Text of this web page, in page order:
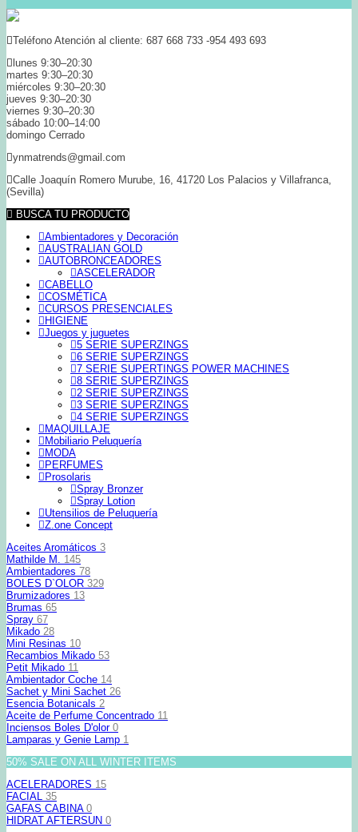
Teléfono Atención al cliente: 687 668 733 -954 493 693
lunes 9:30–20:30
martes 9:30–20:30
miércoles 9:30–20:30
jueves 9:30–20:30
viernes 9:30–20:30
sábado 10:00–14:00
domingo Cerrado
ynmatrends@gmail.com
Calle Joaquín Romero Murube, 16, 41720 Los Palacios y Villafranca,
(Sevilla)
BUSCA TU PRODUCTO
Ambientadores y Decoración
AUSTRALIAN GOLD
AUTOBRONCEADORES
ASCELERADOR
CABELLO
COSMÉTICA
CURSOS PRESENCIALES
HIGIENE
Juegos y juguetes
5 SERIE SUPERZINGS
6 SERIE SUPERZINGS
7 SERIE SUPERTINGS POWER MACHINES
8 SERIE SUPERZINGS
2 SERIE SUPERZINGS
3 SERIE SUPERZINGS
4 SERIE SUPERZINGS
MAQUILLAJE
Mobiliario Peluquería
MODA
PERFUMES
Prosolaris
Spray Bronzer
Spray Lotion
Utensilios de Peluquería
Z.one Concept
Aceites Aromáticos 3
Mathilde M. 145
Ambientadores 78
BOLES D`OLOR 329
Brumizadores 13
Brumas 65
Spray 67
Mikado 28
Mini Resinas 10
Recambios Mikado 53
Petit Mikado 11
Ambientador Coche 14
Sachet y Mini Sachet 26
Esencia Botanicals 2
Aceite de Perfume Concentrado 11
Inciensos Boles D'olor 0
Lamparas y Genie Lamp 1
50% SALE ON ALL WINTER ITEMS
ACELERADORES 15
FACIAL 35
GAFAS CABINA 0
HIDRAT AFTERSUN 0